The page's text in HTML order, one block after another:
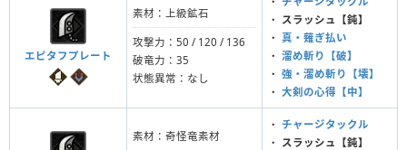
エピタフプレート
素材：上級鉱石
攻撃力：50 / 120 / 136
破竜力：35
状態異常：なし
・
スラッシュ【鈍】
・ 真・薙ぎ払い
・ 溜め斬り【破】
・ 強・溜め斬り【壊】
・ 大剣の心得【中】
素材：奇怪竜素材
・ チャージタックル
・
スラッシュ【鈍】